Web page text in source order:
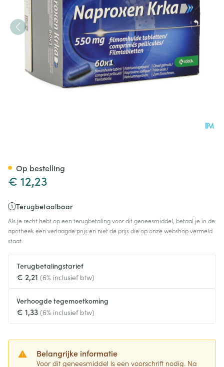
€ 12,23
Terugbetaalbaar
Als je recht hebt op een terugbetaling voor dit geneesmiddel, betaal je in de
apotheek een verlaagde prijs en niet de prijs die op onze webshop vermeld
staat.
Terugbetalingstarief
€ 2,21 (6% inclusief btw)
Verhoogde tegemoetkoming
€ 1,33 (6% inclusief btw)
Belangrijke informatie
Voor dit geneesmiddel is een voorschrift nodig. Na
Op bestelling